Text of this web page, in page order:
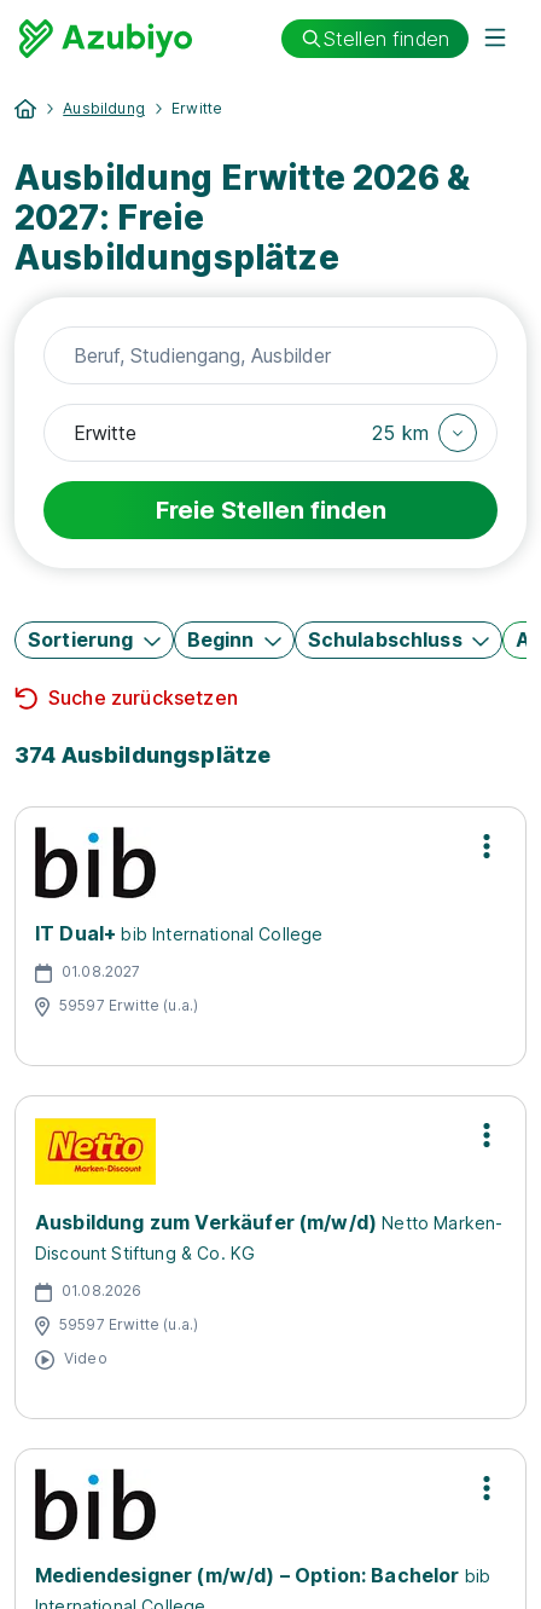
Stellen finden
Ausbildung Erwitte
Ausbildung Erwitte 2026 &
2027: Freie
Ausbildungsplätze
25 km
Freie Stellen finden
Sortierung Beginn Schulabschluss
Suche zurücksetzen
374 Ausbildungsplätze
IT Dual+ bib International College
01.08.2027
59597 Erwitte (u.a.)
Ausbildung zum Verkäufer (m/w/d) Netto Marken-
Discount Stiftung & Co. KG
01.08.2026
59597 Erwitte (u.a.)
Video
Mediendesigner (m/w/d) – Option: Bachelor bib